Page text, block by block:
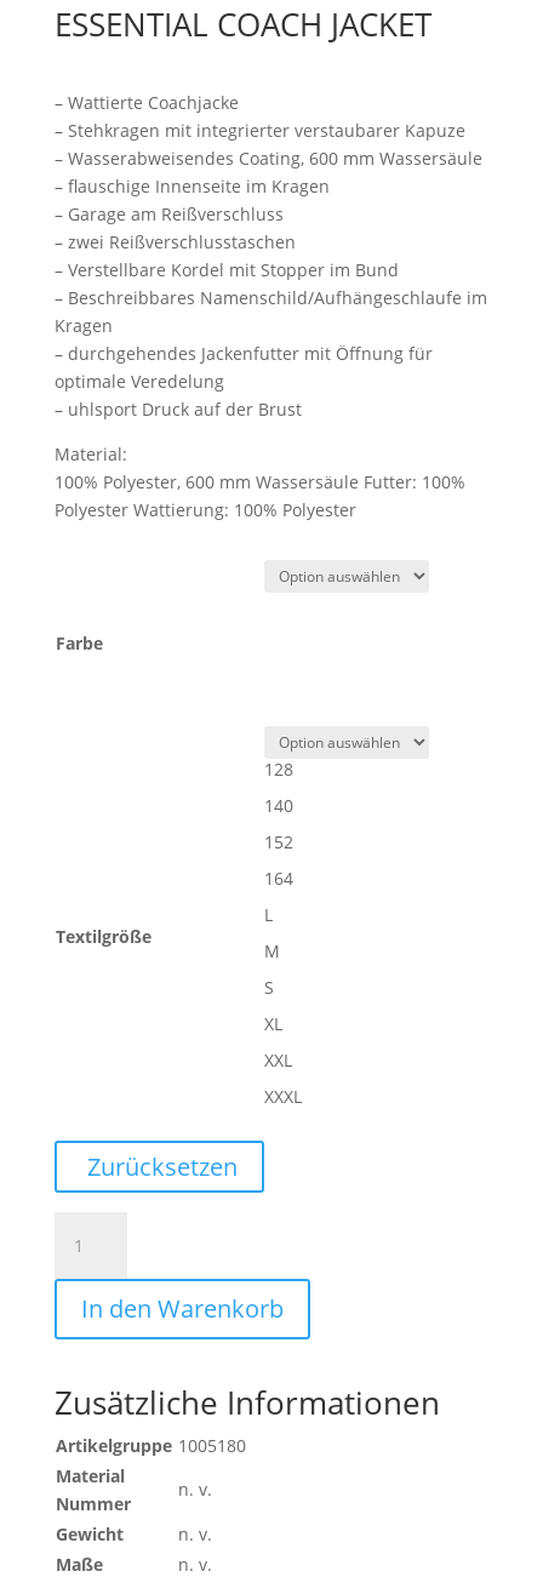
ESSENTIAL COACH JACKET
– Wattierte Coachjacke
– Stehkragen mit integrierter verstaubarer Kapuze
– Wasserabweisendes Coating, 600 mm Wassersäule
– flauschige Innenseite im Kragen
– Garage am Reißverschluss
– zwei Reißverschlusstaschen
– Verstellbare Kordel mit Stopper im Bund
– Beschreibbares Namenschild/Aufhängeschlaufe im
Kragen
– durchgehendes Jackenfutter mit Öffnung für
optimale Veredelung
– uhlsport Druck auf der Brust
Material:
100% Polyester, 600 mm Wassersäule Futter: 100%
Polyester Wattierung: 100% Polyester
Farbe
Textilgröße
128
140
152
164
L
M
S
XL
XXL
XXXL
Zurücksetzen
COACH
JACKET
MengeIn den Warenkorb
Zusätzliche Informationen
Artikelgruppe 1005180
Material
Nummer
n. v.
Gewicht
n. v.
Maße
n. v.